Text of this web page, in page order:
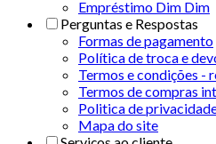
Empréstimo Dim Dim
Perguntas e Respostas
Formas de pagamento
Política de troca e
Termos e condições -
Termos de compras
Politica de
Mapa do site